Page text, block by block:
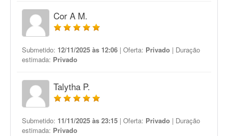
Cor A M.
Submetido: 12/11/2025 às 12:06 | Oferta: Privado | Duração
estimada: Privado
Talytha P.
Submetido: 11/11/2025 às 23:15 | Oferta: Privado | Duração
estimada: Privado